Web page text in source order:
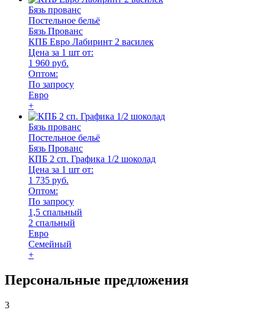
Бязь прованс
Постельное бельё
Бязь Прованс
КПБ Евро Лабиринт 2 василек
Цена за 1 шт от:
1 960 руб.
Оптом:
По запросу
Евро
+
Бязь прованс
Постельное бельё
Бязь Прованс
КПБ 2 сп. Графика 1/2 шоколад
Цена за 1 шт от:
1 735 руб.
Оптом:
По запросу
1,5 спальный
2 спальный
Евро
Семейный
+
Персональные предложения
3